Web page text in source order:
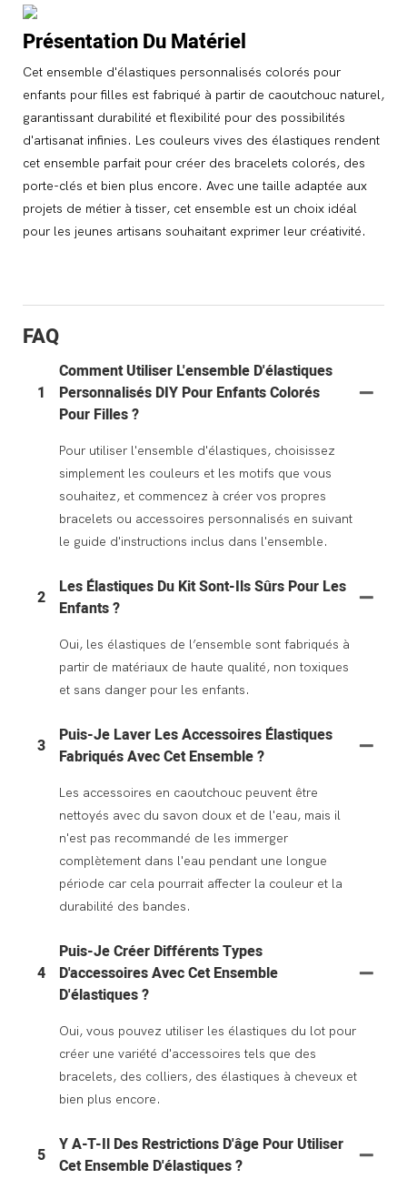
Présentation Du Matériel
Cet ensemble d'élastiques personnalisés colorés pour
enfants pour filles est fabriqué à partir de caoutchouc naturel,
garantissant durabilité et flexibilité pour des possibilités
d'artisanat infinies. Les couleurs vives des élastiques rendent
cet ensemble parfait pour créer des bracelets colorés, des
porte-clés et bien plus encore. Avec une taille adaptée aux
projets de métier à tisser, cet ensemble est un choix idéal
pour les jeunes artisans souhaitant exprimer leur créativité.
FAQ
1
Comment Utiliser L'ensemble D'élastiques
Personnalisés DIY Pour Enfants Colorés
Pour Filles ?
Pour utiliser l'ensemble d'élastiques, choisissez
simplement les couleurs et les motifs que vous
souhaitez, et commencez à créer vos propres
bracelets ou accessoires personnalisés en suivant
le guide d'instructions inclus dans l'ensemble.
2
Les Élastiques Du Kit Sont-Ils Sûrs Pour Les
Enfants ?
Oui, les élastiques de l’ensemble sont fabriqués à
partir de matériaux de haute qualité, non toxiques
et sans danger pour les enfants.
3
Puis-Je Laver Les Accessoires Élastiques
Fabriqués Avec Cet Ensemble ?
Les accessoires en caoutchouc peuvent être
nettoyés avec du savon doux et de l'eau, mais il
n'est pas recommandé de les immerger
complètement dans l'eau pendant une longue
période car cela pourrait affecter la couleur et la
durabilité des bandes.
4
Puis-Je Créer Différents Types
D'accessoires Avec Cet Ensemble
D'élastiques ?
Oui, vous pouvez utiliser les élastiques du lot pour
créer une variété d'accessoires tels que des
bracelets, des colliers, des élastiques à cheveux et
bien plus encore.
5
Y A-T-Il Des Restrictions D'âge Pour Utiliser
Cet Ensemble D'élastiques ?